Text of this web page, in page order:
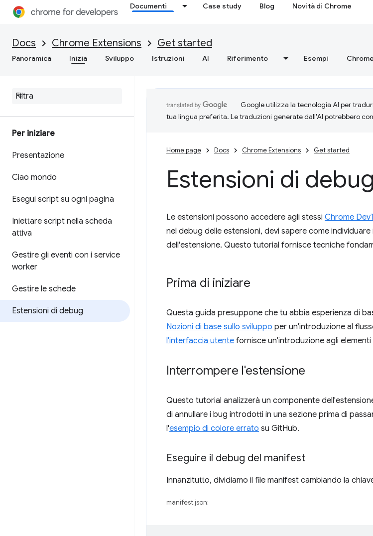
Documenti Case study Blog Novità di Chrome
Docs Chrome Extensions Get started
Panoramica Inizia Sviluppo Istruzioni AI Riferimento Esempi
Per iniziare
Presentazione
Ciao mondo
Esegui script su ogni pagina
Iniettare script nella scheda
attiva
Gestire gli eventi con i service
worker
Gestire le schede
Estensioni di debug
Google utilizza la tecnologia AI per
tua lingua preferita. Le traduzioni generate dall'AI potrebbero
Home page Docs Chrome Extensions Get started
Estensioni di debug
Le estensioni possono accedere agli stessi Chrome
nel debug delle estensioni, devi sapere come
dell'estensione. Questo tutorial fornisce tecniche
Prima di iniziare
Questa guida presuppone che tu abbia esperienza di
Nozioni di base sullo sviluppo per un'introduzione al
l'interfaccia utente fornisce un'introduzione agli
Interrompere l'estensione
Questo tutorial analizzerà un componente
di annullare i bug introdotti in una sezione prima di
l'esempio di colore errato su GitHub.
Eseguire il debug del manifest
Innanzitutto, dividiamo il file manifest cambiando la
manifest.json: